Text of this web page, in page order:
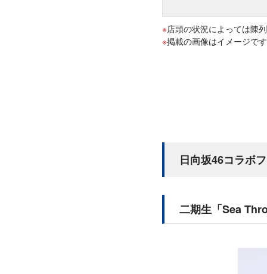
店頭の状況によっては陳
掲載の画像はイメージで
日向坂46コラボ
二期生「Sea